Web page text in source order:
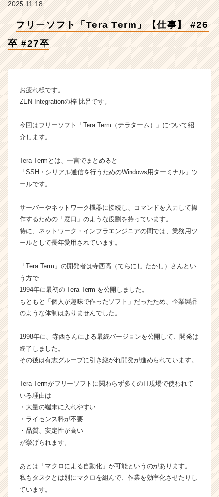
g
r
タ
ム
ン】
|
ャ
ー・
成
長
か
ス
カ
ウ
が
就
サ
ト
チ
ア
（C
2025.11.18
フリーソフト「Tera Term」【仕事】 #26
卒 #27卒
お疲れ様です。
ZEN Integrationの梓 比呂です。
今回はフリーソフト「Tera Term（テラターム）」について紹
介します。
Tera Termとは、一言でまとめると
「SSH・シリアル通信を行うためのWindows用ターミナル」ツ
ールです。
サーバーやネットワーク機器に接続し、コマンドを入力して操
作するための「窓口」のような役割を持っています。
特に、ネットワーク・インフラエンジニアの間では、業務用ツ
ールとして長年愛用されています。
「Tera Term」の開発者は寺西高（てらにし たかし）さんとい
う方で
1994年に最初の Tera Term を公開しました。
もともと「個人が趣味で作ったソフト」だったため、企業製品
のような体制はありませんでした。
1998年に、寺西さんによる最終バージョンを公開して、開発は
終了しました。
その後は有志グループに引き継がれ開発が進められています。
Tera Termがフリーソフトに関わらず多くのIT現場で使われて
いる理由は
・大量の端末に入れやすい
・ライセンス料が不要
・品質、安定性が高い
が挙げられます。
あとは「マクロによる自動化」が可能というのがあります。
私もタスクとは別にマクロを組んで、作業を効率化させたりし
ています。